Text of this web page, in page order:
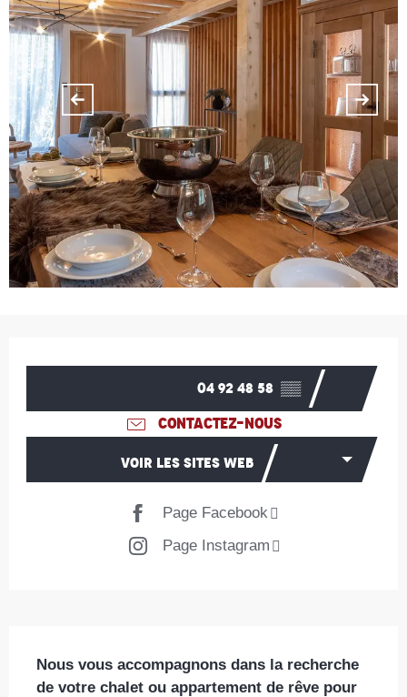
04 92 48 58 ▒▒
CONTACTEZ-NOUS
VOIR LES SITES WEB
Page Facebook
Page Instagram
Nous vous accompagnons dans la recherche
de votre chalet ou appartement de rêve pour